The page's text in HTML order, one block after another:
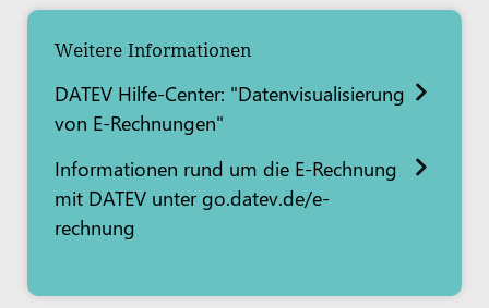
Weitere Informationen
DATEV Hilfe-Center: "Datenvisualisierung
von E-Rechnungen"
Informationen rund um die E-Rechnung
mit DATEV unter go.datev.de/e-
rechnung